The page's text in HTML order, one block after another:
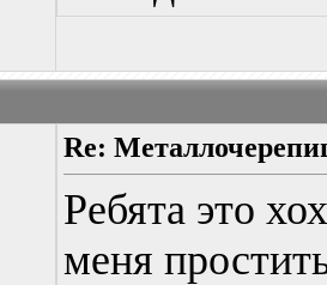
Re:
Ребята это
меня